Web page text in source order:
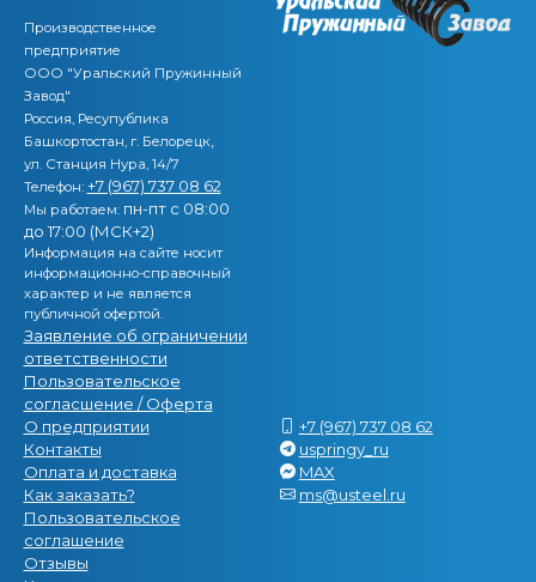
Производственное
предприятие
ООО "Уральский Пружинный
Завод"
Россия, Ресупублика
Башкортостан, г. Белорецк
ул. Станция Нура, 14/7
Телефон: +7 (967) 737 08 62
Мы работаем: пн-пт с 08:00
до 17:00 (МСК+2)
Информация на сайте носит
информационно-справочный
характер и не является
публичной офертой.
Заявление об ограничении
ответственности
Пользовательское
согласшение / Оферта
О предприятии
Контакты
Оплата и доставка
Как заказать?
Пользовательское
соглашение
Отзывы
+7 (967) 737 08 62
uspringy_ru
MAX
ms@usteel.ru